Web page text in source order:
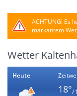
ACHTUNG!Es
markantem
Wetter
Heute
18°/